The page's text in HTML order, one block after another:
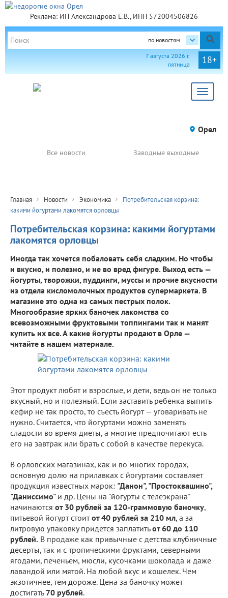
Реклама: ИП Александрова Е.В., ИНН 572004506826
по новостям
18+
7 августа 2026 г.
пятница
Toggle
Орел
Все новости Заводные выходные
Главная Новости Экономика
Потребительская корзина:
какими йогуртами лакомятся орловцы
Потребительская корзина: какими йогуртами
лакомятся орловцы
Иногда так хочется побаловать себя сладким. Но чтобы
и вкусно, и полезно, и не во вред фигуре. Выход есть —
йогурты, творожки, пуддинги, муссы и прочие вкусности
из отдела кисломолочных продуктов супермаркета. В
магазине это одна из самых пестрых полок.
Многообразие ярких баночек лакомства со
всевозможными фруктовыми топпингами так и манят
купить их все. А какие йогурты продают в Орле —
читайте в нашем материале.
Этот продукт любят и взрослые, и дети, ведь он не только
вкусный, но и полезный. Если заставить ребенка выпить
кефир не так просто, то съесть йогурт — уговаривать не
нужно. Считается, что йогуртами можно заменять
сладости во время диеты, а многие предпочитают есть
его на завтрак или брать с собой в качестве перекуса.
В орловских магазинах, как и во многих городах,
основную долю на прилавках с йогуртами составляет
продукция известных марок: "Данон", "Простоквашино",
"Даниссимо" и др. Цены на "йогурты с телеэкрана"
начинаются от 30 рублей за 120-граммовую баночку,
питьевой йогурт стоитот 40 рублей за 210 мл, а за
литровую упаковку придется заплатитьот 60 до 110
рублей. В продаже как привычные с детства клубничные
десерты, так и с тропическими фруктами, северными
ягодами, печеньем, мюсли, кусочками шоколада и даже
лавандой или мятой. На любой вкус и кошелек. Чем
экзотичнее, тем дороже. Цена за баночку может
достигать 70 рублей.